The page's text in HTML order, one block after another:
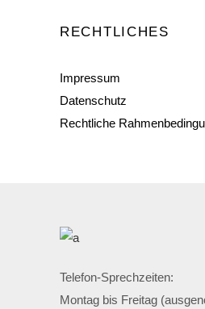
RECHTLICHES
Impressum
Datenschutz
Rechtliche
Telefon-Sprechzeiten:
Montag bis Freitag